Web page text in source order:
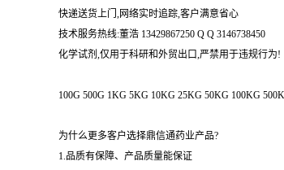
快递送货上门,网络实时追踪,客户满意省心
技术服务热线:董浩 13429867250 Q Q 3146738450
化学试剂,仅用于科研和外贸出口,严禁用于违规行为!
100G 500G 1KG 5KG 10KG 25KG 50KG 100KG
为什么更多客户选择鼎信通药业产品?
1.品质有保障、产品质量能保证